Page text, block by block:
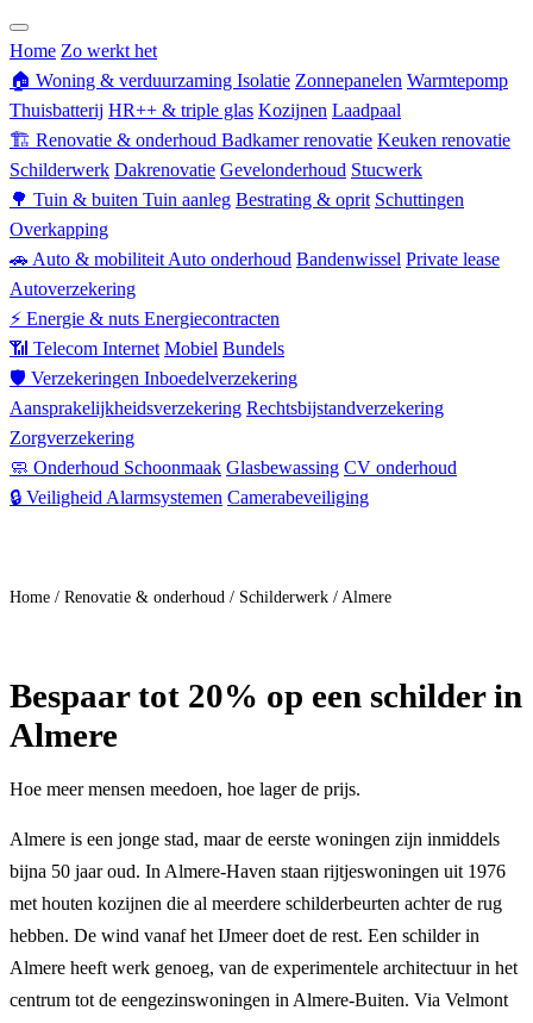
Home Zo werkt het
🏠 Woning & verduurzaming Isolatie Zonnepanelen Warmtepomp
Thuisbatterij HR++ & triple glas Kozijnen Laadpaal
🏗 Renovatie & onderhoud Badkamer renovatie Keuken renovatie
Schilderwerk Dakrenovatie Gevelonderhoud Stucwerk
🌳 Tuin & buiten Tuin aanleg Bestrating & oprit Schuttingen
Overkapping
🚗 Auto & mobiliteit Auto onderhoud Bandenwissel Private lease
Autoverzekering
⚡ Energie & nuts Energiecontracten
📶 Telecom Internet Mobiel Bundels
🛡 Verzekeringen Inboedelverzekering
Aansprakelijkheidsverzekering Rechtsbijstandverzekering
Zorgverzekering
🧼 Onderhoud Schoonmaak Glasbewassing CV onderhoud
🔒 Veiligheid Alarmsystemen Camerabeveiliging
Home / Renovatie & onderhoud / Schilderwerk / Almere
Bespaartot 20% op een schilder in
Almere
Hoe meer mensen meedoen, hoe lager de prijs.
Almere is een jonge stad, maar de eerste woningen zijn inmiddels
bijna 50 jaar oud. In Almere-Haven staan rijtjeswoningen uit 1976
met houten kozijnen die al meerdere schilderbeurten achter de rug
hebben. De wind vanaf het IJmeer doet de rest. Een schilder in
Almere heeft werk genoeg, van de experimentele architectuur in het
centrum tot de eengezinswoningen in Almere-Buiten. Via Velmont